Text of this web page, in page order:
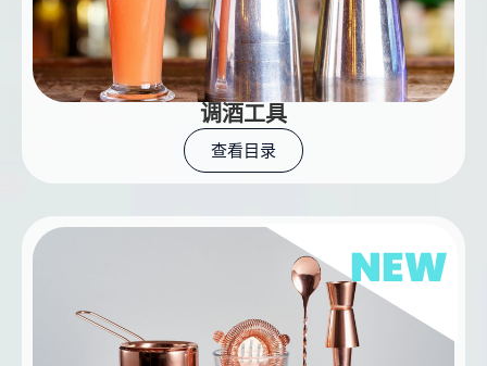
调酒工具
查看目录